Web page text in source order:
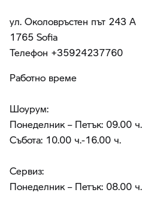
ул. Околовръстен път 243 А
1765 Sofia
Teлефон +35924237760
Работно време
Шоурум:
Понеделник – Петък: 09.00
Събота: 10.00 ч.-16.00 ч.
Сервиз:
Понеделник – Петък: 08.00